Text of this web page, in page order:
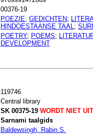
00376-19
POEZIE; GEDICHTEN;
HINDOESTAANSE TAAL ;
POETRY; POEMS;
DEVELOPMENT
119746
Central library
SK 00375-19WORDT NIET
Sarnami taalgids
Baldewsingh, Rabin S.